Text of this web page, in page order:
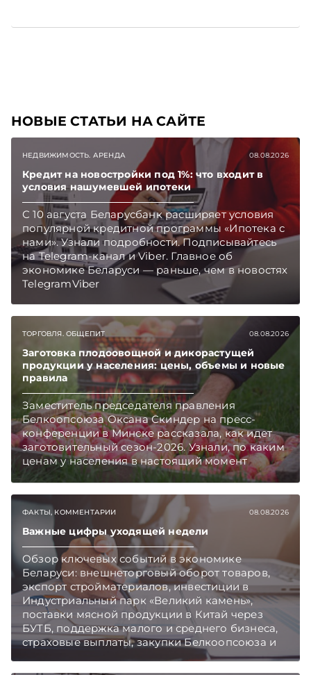
НОВЫЕ СТАТЬИ НА САЙТЕ
НЕДВИЖИМОСТЬ. АРЕНДА 08.08.2026
Кредит на новостройки под 1%: что входит в
условия нашумевшей ипотеки
С 10 августа Беларусбанк расширяет условия
популярной кредитной программы «Ипотека с
нами». Узнали подробности. Подписывайтесь
на Telegram‑канал и Viber. Главное об
экономике Беларуси — раньше, чем в новостях
TelegramViber
ТОРГОВЛЯ. ОБЩЕПИТ 08.08.2026
Заготовка плодоовощной и дикорастущей
продукции у населения: цены, объемы и новые
правила
Заместитель председателя правления
Белкоопсоюза Оксана Скиндер на пресс-
конференции в Минске рассказала, как идет
заготовительный сезон-2026. Узнали, по каким
ценам у населения в настоящий момент
закупают продукцию, сколько
как изменились правила игры в текущем году.
Подписывайтесь на Telegram‑канал и Viber.
Главное об экономике Беларуси — раньше,
чем в новостях TelegramViber
ФАКТЫ, КОММЕНТАРИИ 08.08.2026
Важные цифры уходящей недели
Обзор ключевых событий в экономике
Беларуси: внешнеторговый оборот товаров,
экспорт стройматериалов, инвестиции в
Индустриальный парк «Великий камень»,
поставки мясной продукции в Китай через
БУТБ, поддержка малого и среднего бизнеса,
страховые выплаты, закупки Белкоопсоюза и
рост продаж новых автомобилей.
Подписывайтесь на Telegram‑канал и Viber.